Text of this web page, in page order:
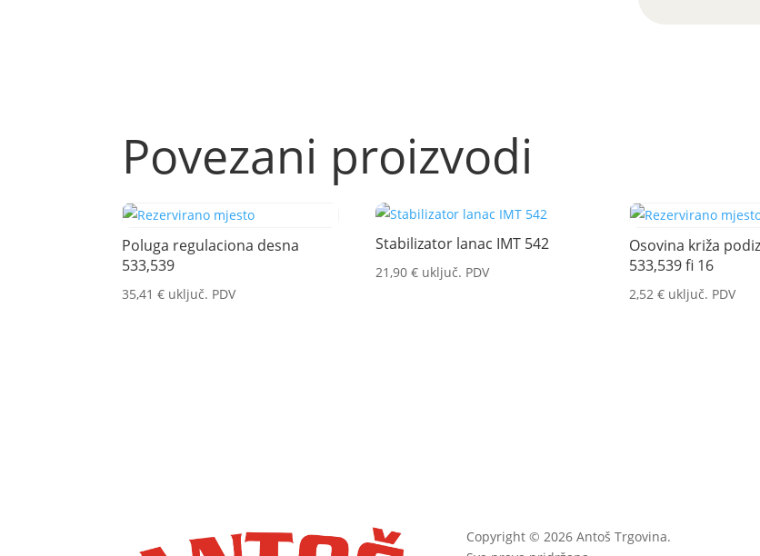
Povezani proizvodi
Poluga regulaciona desna
533,539
35,41€ uključ. PDV
Stabilizator lanac IMT 542
21,90€ uključ. PDV
Osovina križa
533,539 fi 16
2,52€ uključ. PDV
Copyright © 2026 Antoš Trgovina.